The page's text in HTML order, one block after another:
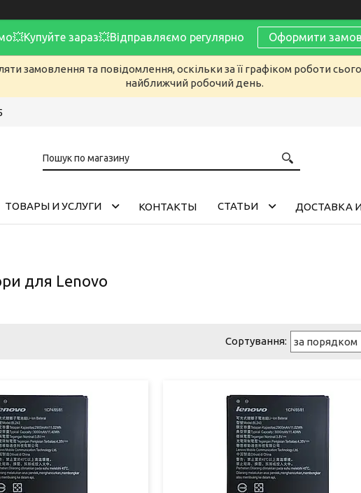
зараз💥Відправляємо регулярно Оформити
замовлення та повідомлення, оскільки за її графіком роботи
найближчий робочий день.
ТОВАРЫ И УСЛУГИ КОНТАКТЫ CТАТЬИ ДОСТАВКА
для Lenovo